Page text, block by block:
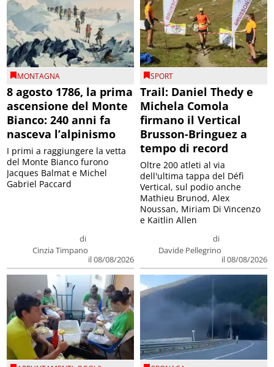
MONTAGNA
8 agosto 1786, la prima
ascensione del Monte
Bianco: 240 anni fa
nasceva l’alpinismo
di
Cinzia Timpano
il 08/08/2026
I primi a raggiungere la vetta
del Monte Bianco furono
Jacques Balmat e Michel
Gabriel Paccard
SPORT
Trail: Daniel Thedy e
Michela Comola
firmano il Vertical
Brusson-Bringuez a
tempo di record
di
Davide Pellegrino
il 08/08/2026
Oltre 200 atleti al via
dell'ultima tappa del Défì
Vertical, sul podio anche
Mathieu Brunod, Alex
Noussan, Miriam Di Vincenzo
e Kaitlin Allen